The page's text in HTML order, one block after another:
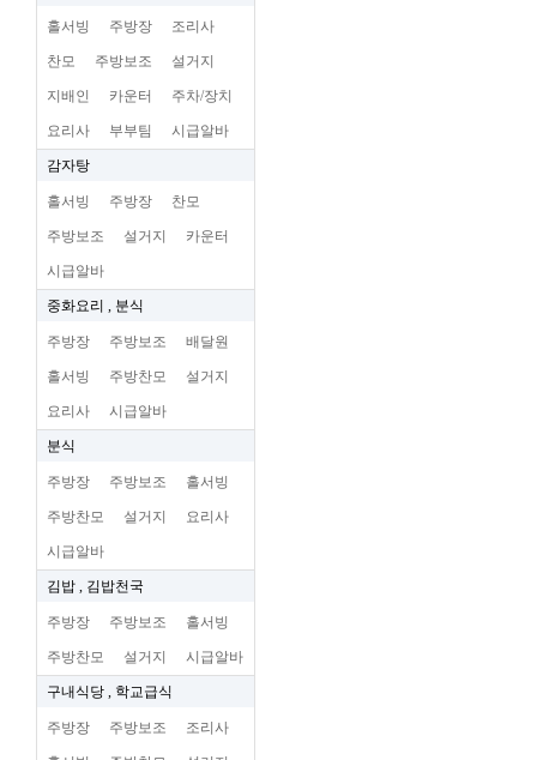
홀서빙 주방장 조리사
찬모 주방보조 설거지
지배인 카운터 주차/장치
요리사 부부팀 시급알바
감자탕
홀서빙 주방장 찬모
주방보조 설거지 카운터
시급알바
중화요리 , 분식
주방장 주방보조 배달원
홀서빙 주방찬모 설거지
요리사 시급알바
분식
주방장 주방보조 홀서빙
주방찬모 설거지 요리사
시급알바
김밥 , 김밥천국
주방장 주방보조 홀서빙
주방찬모 설거지 시급알바
구내식당 , 학교급식
주방장 주방보조 조리사